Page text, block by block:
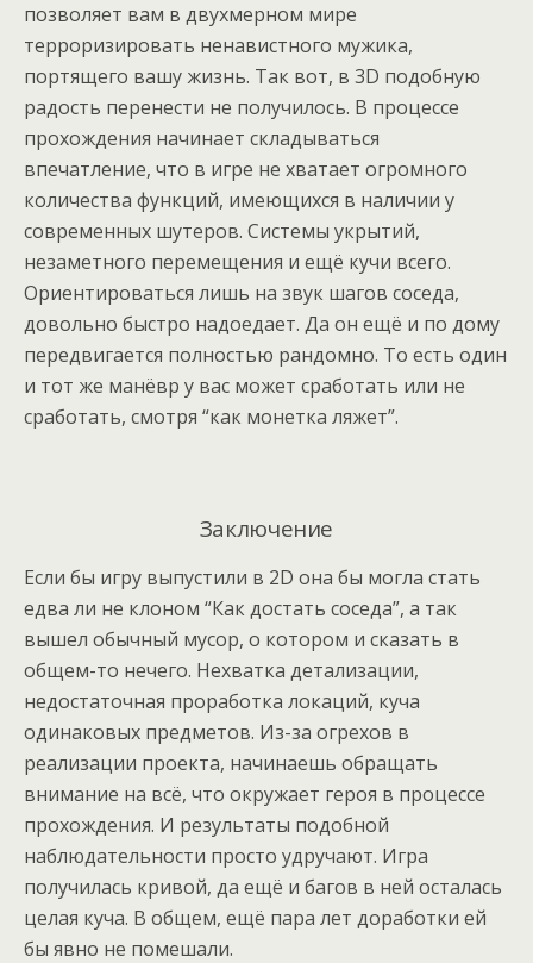
позволяет вам в двухмерном мире
терроризировать ненавистного мужика,
портящего вашу жизнь. Так вот, в 3D подобную
радость перенести не получилось. В процессе
прохождения начинает складываться
впечатление, что в игре не хватает огромного
количества функций, имеющихся в наличии у
современных шутеров. Системы укрытий,
незаметного перемещения и ещё кучи всего.
Ориентироваться лишь на звук шагов соседа,
довольно быстро надоедает. Да он ещё и по дому
передвигается полностью рандомно. То есть один
и тот же манёвр у вас может сработать или не
сработать, смотря “как монетка ляжет”.
Заключение
Если бы игру выпустили в 2D она бы могла стать
едва ли не клоном “Как достать соседа”, а так
вышел обычный мусор, о котором и сказать в
общем-то нечего. Нехватка детализации,
недостаточная проработка локаций, куча
одинаковых предметов. Из-за огрехов в
реализации проекта, начинаешь обращать
внимание на всё, что окружает героя в процессе
прохождения. И результаты подобной
наблюдательности просто удручают. Игра
получилась кривой, да ещё и багов в ней осталась
целая куча. В общем, ещё пара лет доработки ей
бы явно не помешали.